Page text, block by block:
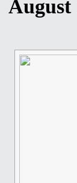
August